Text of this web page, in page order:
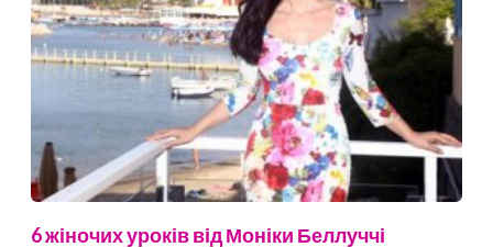
6 жіночих уроків від Моніки Беллуччі